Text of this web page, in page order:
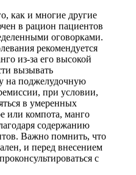
как и многие другие
в рацион пациентов
оговорками.
рекомендуется
из-за его высокой
вызывать
на поджелудочную
при условии,
в умеренных
или компота, манго
содержанию
Важно помнить, что
и перед внесением
с